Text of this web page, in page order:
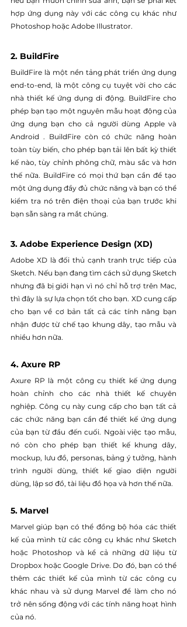
hợp ứng dụng này với các công cụ khác như
Photoshop hoặc Adobe Illustrator.
2. BuildFire
BuildFire là một nền tảng phát triển ứng dụng
end-to-end, là một công cụ tuyệt vời cho các
nhà thiết kế ứng dụng di động. BuildFire cho
phép bạn tạo một nguyên mẫu hoạt động của
ứng dụng bạn cho cả người dùng Apple và
Android . BuildFire còn có chức năng hoàn
toàn tùy biến, cho phép bạn tải lên bất kỳ thiết
kế nào, tùy chỉnh phông chữ, màu sắc và hơn
thế nữa. BuildFire có mọi thứ bạn cần để tạo
một ứng dụng đầy đủ chức năng và bạn có thể
kiểm tra nó trên điện thoại của bạn trước khi
bạn sẵn sàng ra mắt chúng.
3. Adobe Experience Design (XD)
Adobe XD là đối thủ cạnh tranh trực tiếp của
Sketch. Nếu bạn đang tìm cách sử dụng Sketch
nhưng đã bị giới hạn vì nó chỉ hỗ trợ trên Mac,
thì đây là sự lựa chọn tốt cho bạn. XD cung cấp
cho bạn về cơ bản tất cả các tính năng bạn
nhận được từ chế tạo khung dây, tạo mẫu và
nhiều hơn nữa.
4. Axure RP
Axure RP là một công cụ thiết kế ứng dụng
hoàn chỉnh cho các nhà thiết kế chuyên
nghiệp. Công cụ này cung cấp cho bạn tất cả
các chức năng bạn cần để thiết kế ứng dụng
của bạn từ đầu đến cuối. Ngoài việc tạo mẫu,
nó còn cho phép bạn thiết kế khung dây,
mockup, lưu đồ, personas, bảng ý tưởng, hành
trình người dùng, thiết kế giao diện người
dùng, lập sơ đồ, tài liệu đồ họa và hơn thế nữa.
5. Marvel
Marvel giúp bạn có thể đồng bộ hóa các thiết
kế của mình từ các công cụ khác như Sketch
hoặc Photoshop và kể cả những dữ liệu từ
Dropbox hoặc Google Drive. Do đó, bạn có thể
thêm các thiết kế của mình từ các công cụ
khác nhau và sử dụng Marvel để làm cho nó
trở nên sống động với các tính năng hoạt hình
của nó.